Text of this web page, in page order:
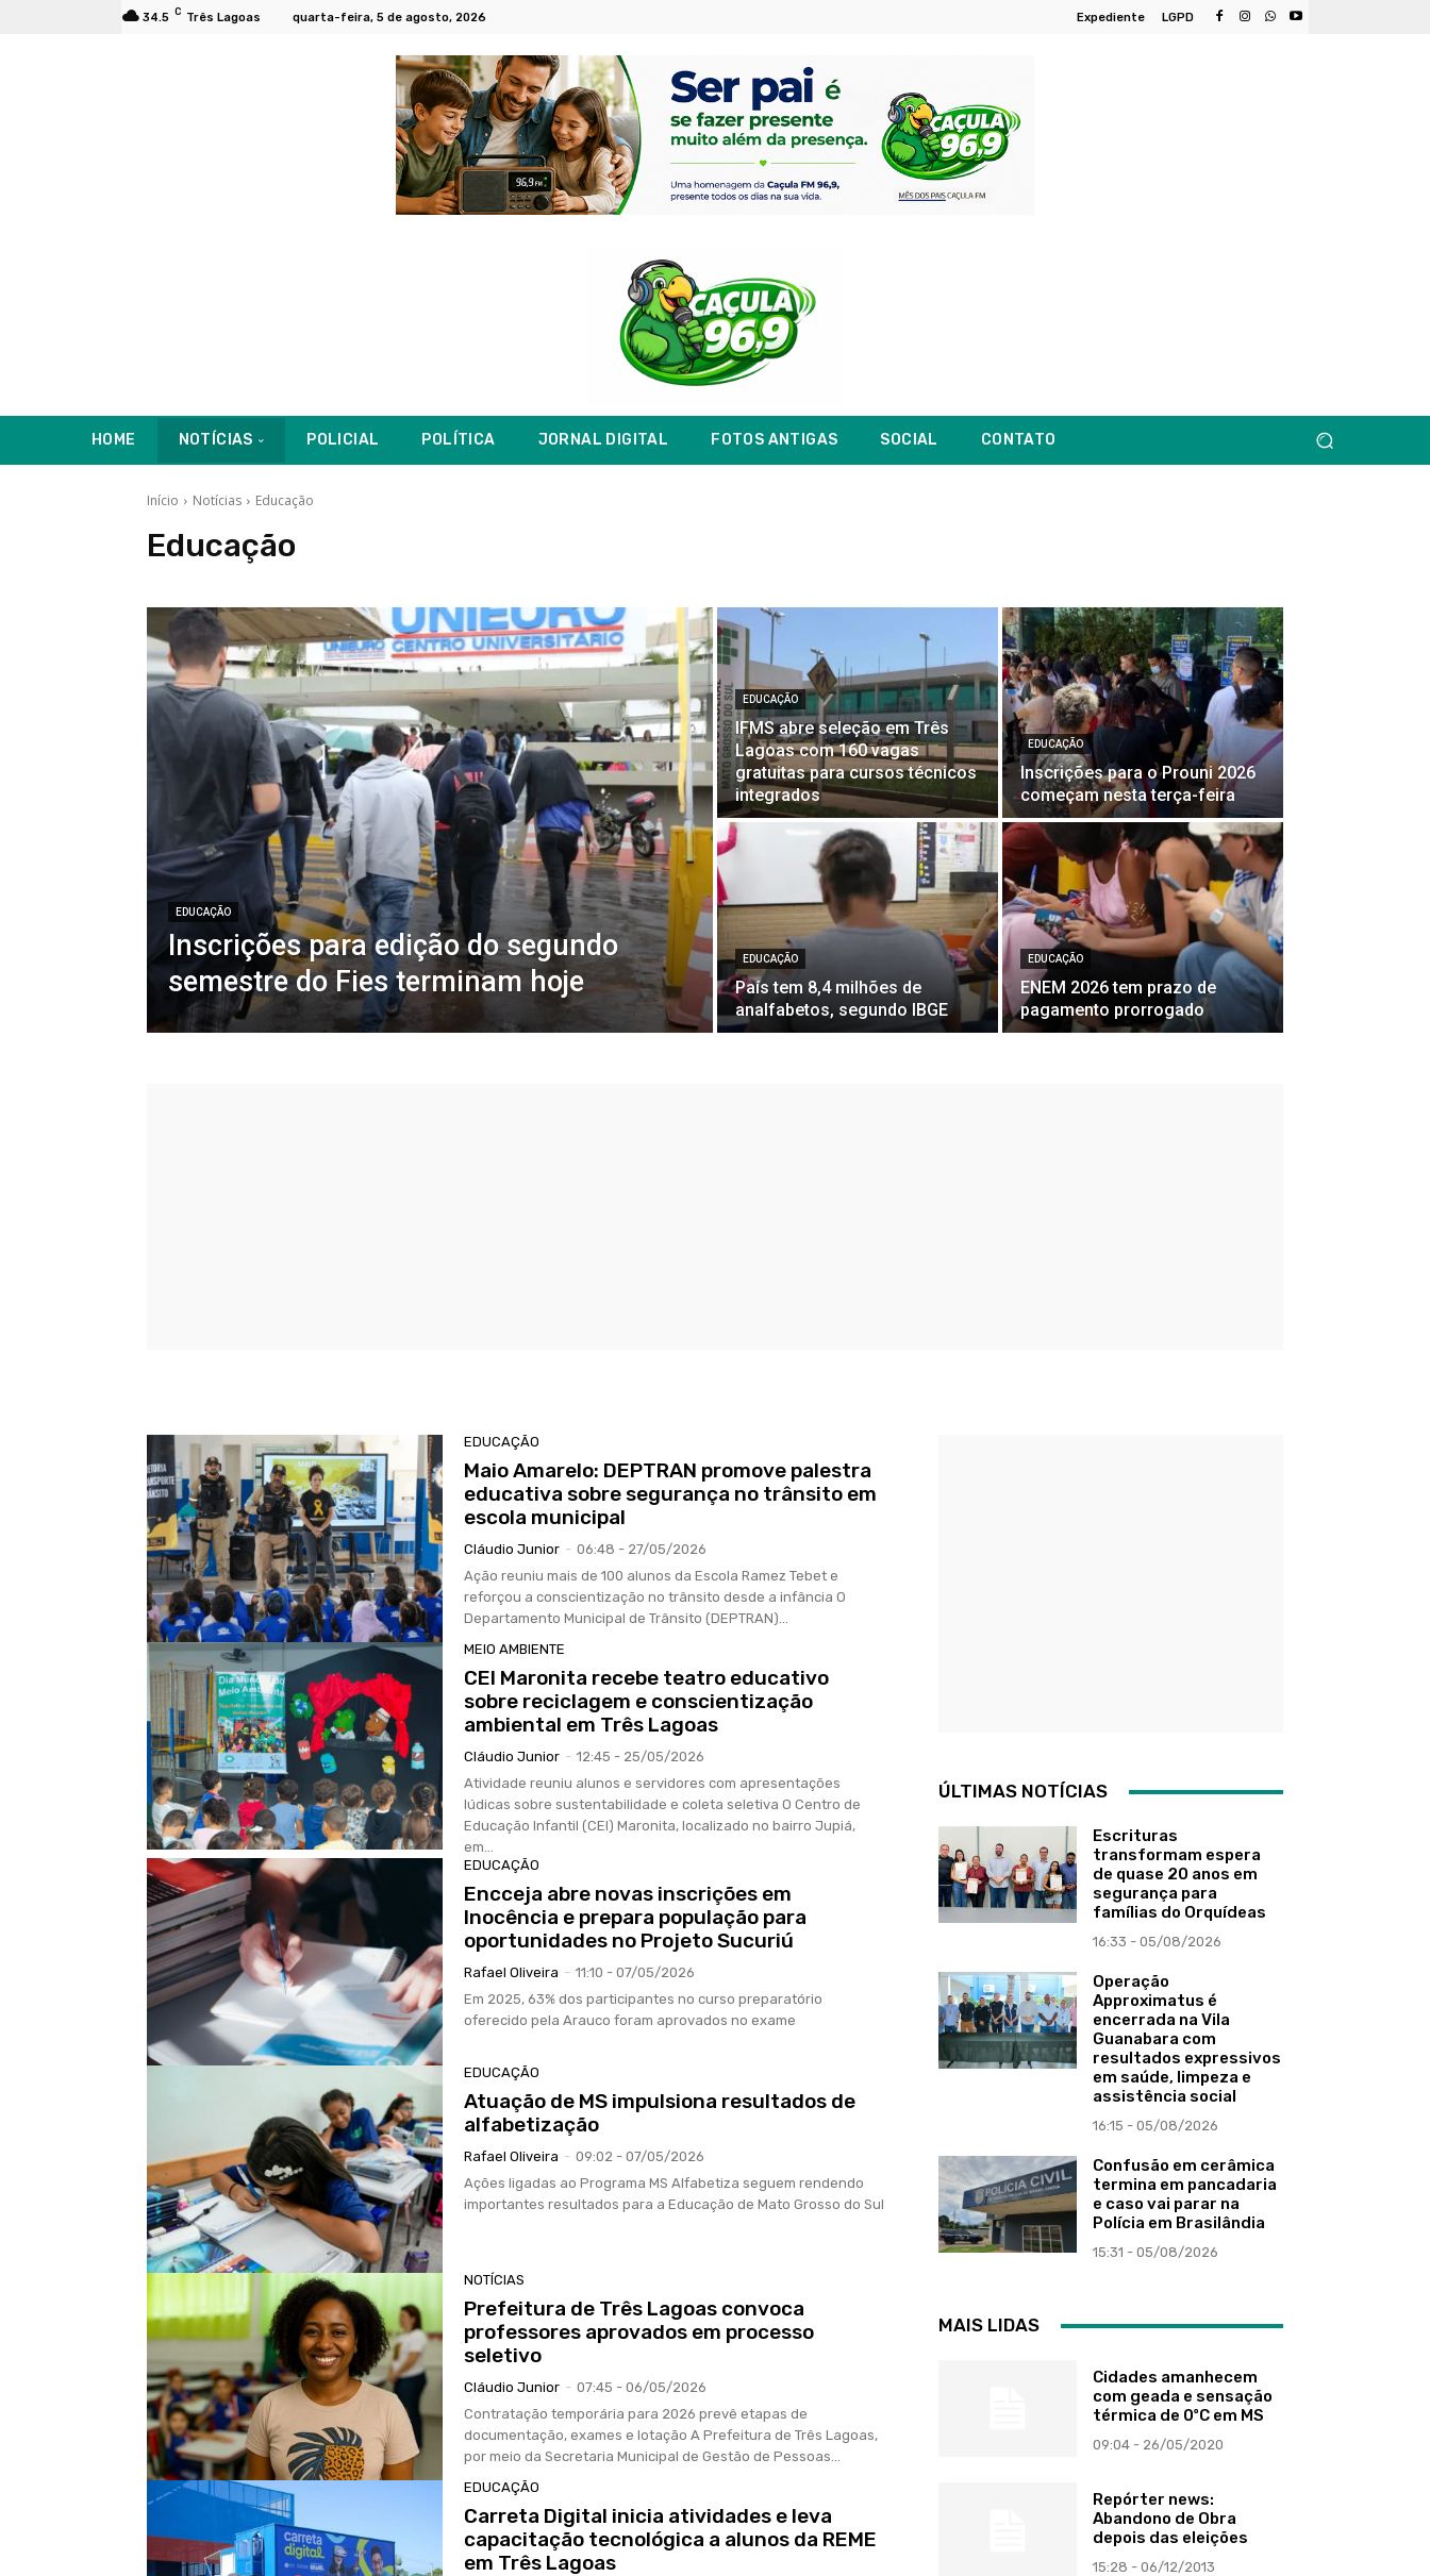
34.5 C Três Lagoas quarta-feira, 5 de agosto, 2026 Expediente LGPD
HOME NOTÍCIAS POLICIAL POLÍTICA JORNAL DIGITAL FOTOS ANTIGAS SOCIAL CONTATO
Início Notícias Educação
Educação
EDUCAÇÃO
Inscrições para edição do segundo
semestre do Fies terminam hoje
EDUCAÇÃO
IFMS abre seleção em Três
Lagoas com 160 vagas
gratuitas para cursos técnicos
integrados
EDUCAÇÃO
Inscrições para o Prouni 2026
começam nesta terça-feira
EDUCAÇÃO
País tem 8,4 milhões de
analfabetos, segundo IBGE
EDUCAÇÃO
ENEM 2026 tem prazo de
pagamento prorrogado
EDUCAÇÃO
Maio Amarelo: DEPTRAN promove palestra
educativa sobre segurança no trânsito em
escola municipal
Cláudio Junior - 06:48 - 27/05/2026
Ação reuniu mais de 100 alunos da Escola Ramez Tebet e
reforçou a conscientização no trânsito desde a infância O
Departamento Municipal de Trânsito (DEPTRAN)...
MEIO AMBIENTE
CEI Maronita recebe teatro educativo
sobre reciclagem e conscientização
ambiental em Três Lagoas
Cláudio Junior - 12:45 - 25/05/2026
Atividade reuniu alunos e servidores com apresentações
lúdicas sobre sustentabilidade e coleta seletiva O Centro de
Educação Infantil (CEI) Maronita, localizado no bairro Jupiá,
em...
EDUCAÇÃO
Encceja abre novas inscrições em
Inocência e prepara população para
oportunidades no Projeto Sucuriú
Rafael Oliveira - 11:10 - 07/05/2026
Em 2025, 63% dos participantes no curso preparatório
oferecido pela Arauco foram aprovados no exame
EDUCAÇÃO
Atuação de MS impulsiona resultados de
alfabetização
Rafael Oliveira - 09:02 - 07/05/2026
Ações ligadas ao Programa MS Alfabetiza seguem rendendo
importantes resultados para a Educação de Mato Grosso do Sul
NOTÍCIAS
Prefeitura de Três Lagoas convoca
professores aprovados em processo
seletivo
Cláudio Junior - 07:45 - 06/05/2026
Contratação temporária para 2026 prevê etapas de
documentação, exames e lotação A Prefeitura de Três Lagoas,
por meio da Secretaria Municipal de Gestão de Pessoas...
EDUCAÇÃO
Carreta Digital inicia atividades e leva
capacitação tecnológica a alunos da REME
em Três Lagoas
ÚLTIMAS NOTÍCIAS
Escrituras
transformam espera
de quase 20 anos em
segurança para
famílias do Orquídeas
16:33 - 05/08/2026
Operação
Approximatus é
encerrada na Vila
Guanabara com
resultados expressivos
em saúde, limpeza e
assistência social
16:15 - 05/08/2026
Confusão em cerâmica
termina em pancadaria
e caso vai parar na
Polícia em Brasilândia
15:31 - 05/08/2026
MAIS LIDAS
Cidades amanhecem
com geada e sensação
térmica de 0ºC em MS
09:04 - 26/05/2020
Repórter news:
Abandono de Obra
depois das eleições
15:28 - 06/12/2013